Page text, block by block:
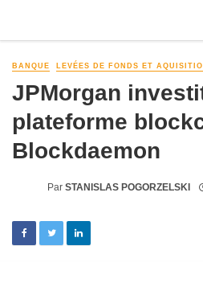
BANQUE LEVÉES DE FONDS ET
JPMorgan
plateforme
Blockdaemon
Par STANISLAS POGORZELSKI